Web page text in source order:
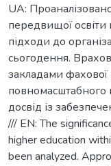
UA:
передвищої освіти
підходи до
сьогодення.
закладами фахової
повномасштабного
досвід із
/// EN: The
higher education
been analyzed.